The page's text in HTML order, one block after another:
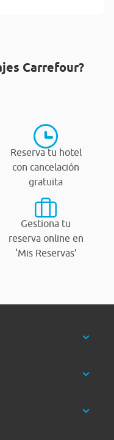
Carrefour?
Reserva tu hotel
con cancelación
gratuita
Gestiona tu
reserva online en
‘Mis Reservas’